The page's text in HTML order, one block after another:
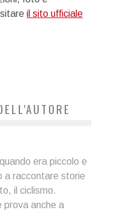
il sito ufficiale
era piccolo e
a raccontare storie
il ciclismo.
prova anche a